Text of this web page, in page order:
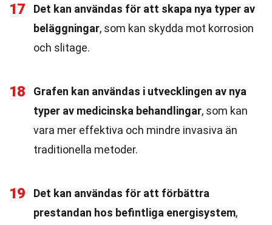
17
Det kan användas för att skapa nya typer av
beläggningar, som kan skydda mot korrosion
och slitage.
18
Grafen kan användas i utvecklingen av nya
typer av medicinska behandlingar, som kan
vara mer effektiva och mindre invasiva än
traditionella metoder.
19
Det kan användas för att förbättra
prestandan hos befintliga energisystem,